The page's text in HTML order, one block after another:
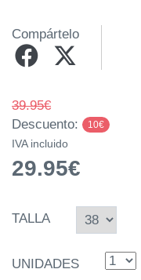
Compártelo
39.95€
Descuento:
10€
IVA incluido
29.95€
TALLA
UNIDADES